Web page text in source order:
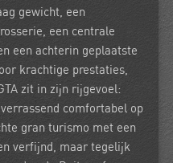
gewicht, een
een centrale
een achterin geplaatste
krachtige prestaties,
zit in zijn rijgevoel:
comfortabel op
gran turismo met een
verfijnd, maar tegelijk